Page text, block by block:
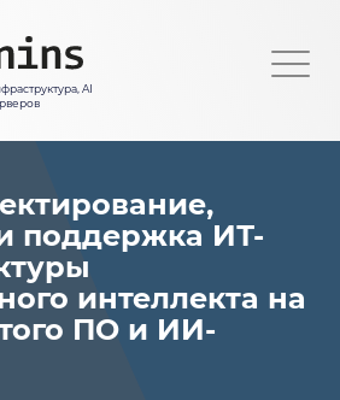
к
основному
AI
поддержка ИТ-
интеллекта на
ПО и ИИ-